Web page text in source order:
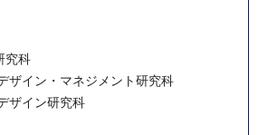
究科
ザイン・マネジメント研究科
ザイン研究科